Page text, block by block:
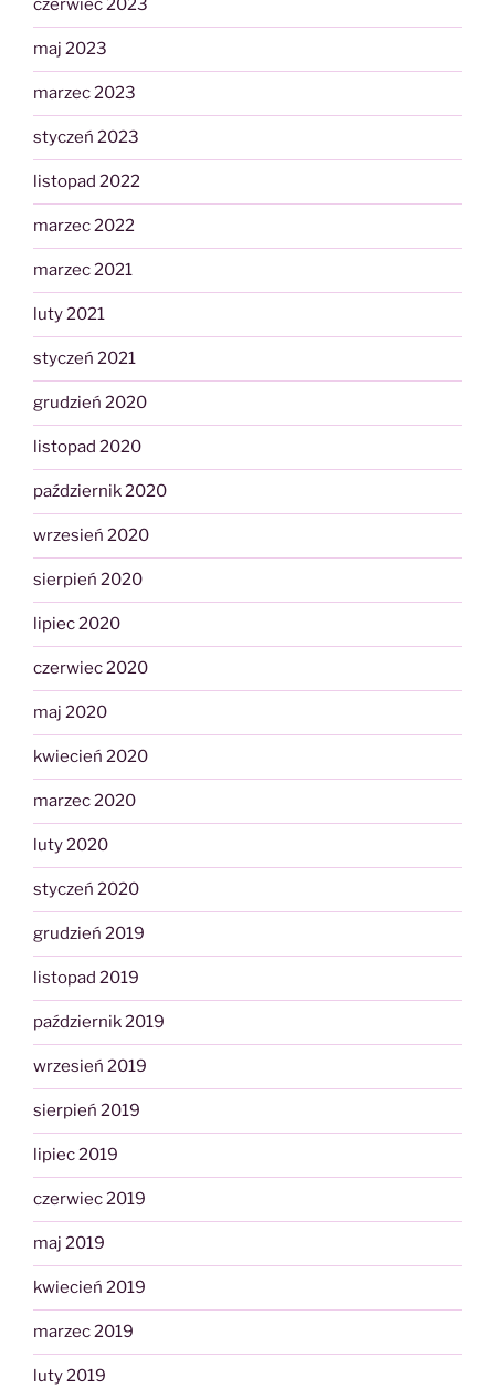
czerwiec 2023
maj 2023
marzec 2023
styczeń 2023
listopad 2022
marzec 2022
marzec 2021
luty 2021
styczeń 2021
grudzień 2020
listopad 2020
październik 2020
wrzesień 2020
sierpień 2020
lipiec 2020
czerwiec 2020
maj 2020
kwiecień 2020
marzec 2020
luty 2020
styczeń 2020
grudzień 2019
listopad 2019
październik 2019
wrzesień 2019
sierpień 2019
lipiec 2019
czerwiec 2019
maj 2019
kwiecień 2019
marzec 2019
luty 2019